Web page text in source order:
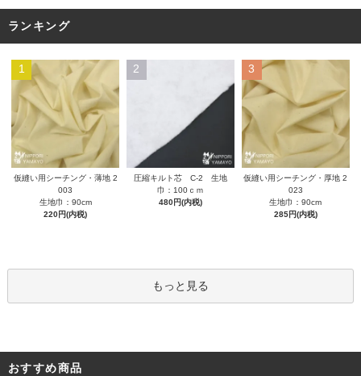
ランキング
1
仮縫い用シーチング・薄地 2
003
生地巾：90cm
220円(内税)
2
圧縮キルト芯 C-2 生地
巾：100ｃｍ
480円(内税)
3
仮縫い用シーチング・厚地 2
023
生地巾：90cm
285円(内税)
もっと見る
おすすめ商品